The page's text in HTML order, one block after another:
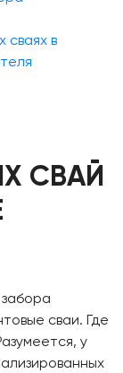
сваях в
СВАЙ
сваи. Где
у